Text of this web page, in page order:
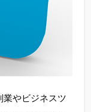
業やビジネスツ